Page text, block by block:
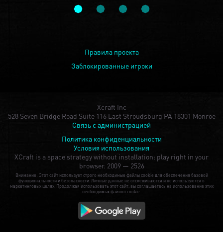
Правила проекта
Заблокированные игроки
Xcraft Inc
528 Seven Bridge Road Suite 116 East Stroudsburg PA 18301 Monroe
Связь с администрацией
Политика конфиденциальности
Условия использования
XCraft is a space strategy without installation: play right in your
browser. 2009 — 2526
Внимание: Этот сайт использует строго необходимые файлы cookie для обеспечения базовой
функциональности и безопасности. Личные данные не отслеживаются и не используются в
маркетинговых целях. Продолжая использовать этот сайт, вы соглашаетесь на использование этих
необходимых файлов cookie.